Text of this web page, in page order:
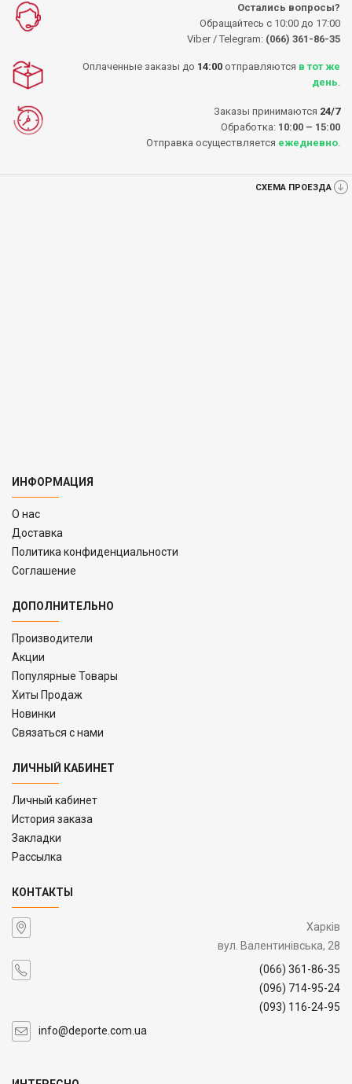
Остались вопросы?
Обращайтесь с 10:00 до 17:00
Viber / Telegram: (066) 361-86-35
Оплаченные заказы до 14:00 отправляются в тот же
день
Заказы принимаются 24/7
Обработка: 10:00 – 15:00
Отправка осуществляется ежедневно
СХЕМА ПРОЕЗДА
ИНФОРМАЦИЯ
O нас
Доставка
Политика конфиденциальности
Соглашение
ДОПОЛНИТЕЛЬНО
Производители
Акции
Популярные Товары
Хиты Продаж
Новинки
Связаться с нами
ЛИЧНЫЙ КАБИНЕТ
Личный кабинет
История заказа
Закладки
Рассылка
КОНТАКТЫ
Харків
вул. Валентинівська, 28
(066) 361-86-35
(096) 714-95-24
(093) 116-24-95
info@deporte.com.ua